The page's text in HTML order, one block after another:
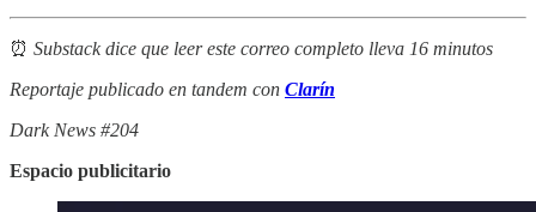
⏰ Substack dice que leer este correo completo lleva 16 minutos
Reportaje publicado en tandem con Clarín
Dark News #204
Espacio publicitario